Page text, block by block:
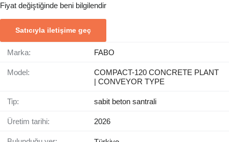
Fiyat değiştiğinde beni bilgilendir
Satıcıyla iletişime geç
Marka: FABO
Model:
COMPACT-120 CONCRETE PLANT
| CONVEYOR TYPE
Tip: sabit beton santrali
Üretim tarihi: 2026